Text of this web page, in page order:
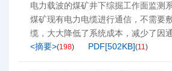
电力载波的煤矿井下综掘工作面监测
煤矿现有电力电缆进行通信，不需要
缆，大大降低了系统成本，减少了因
<摘要>(198) PDF[502KB](11)